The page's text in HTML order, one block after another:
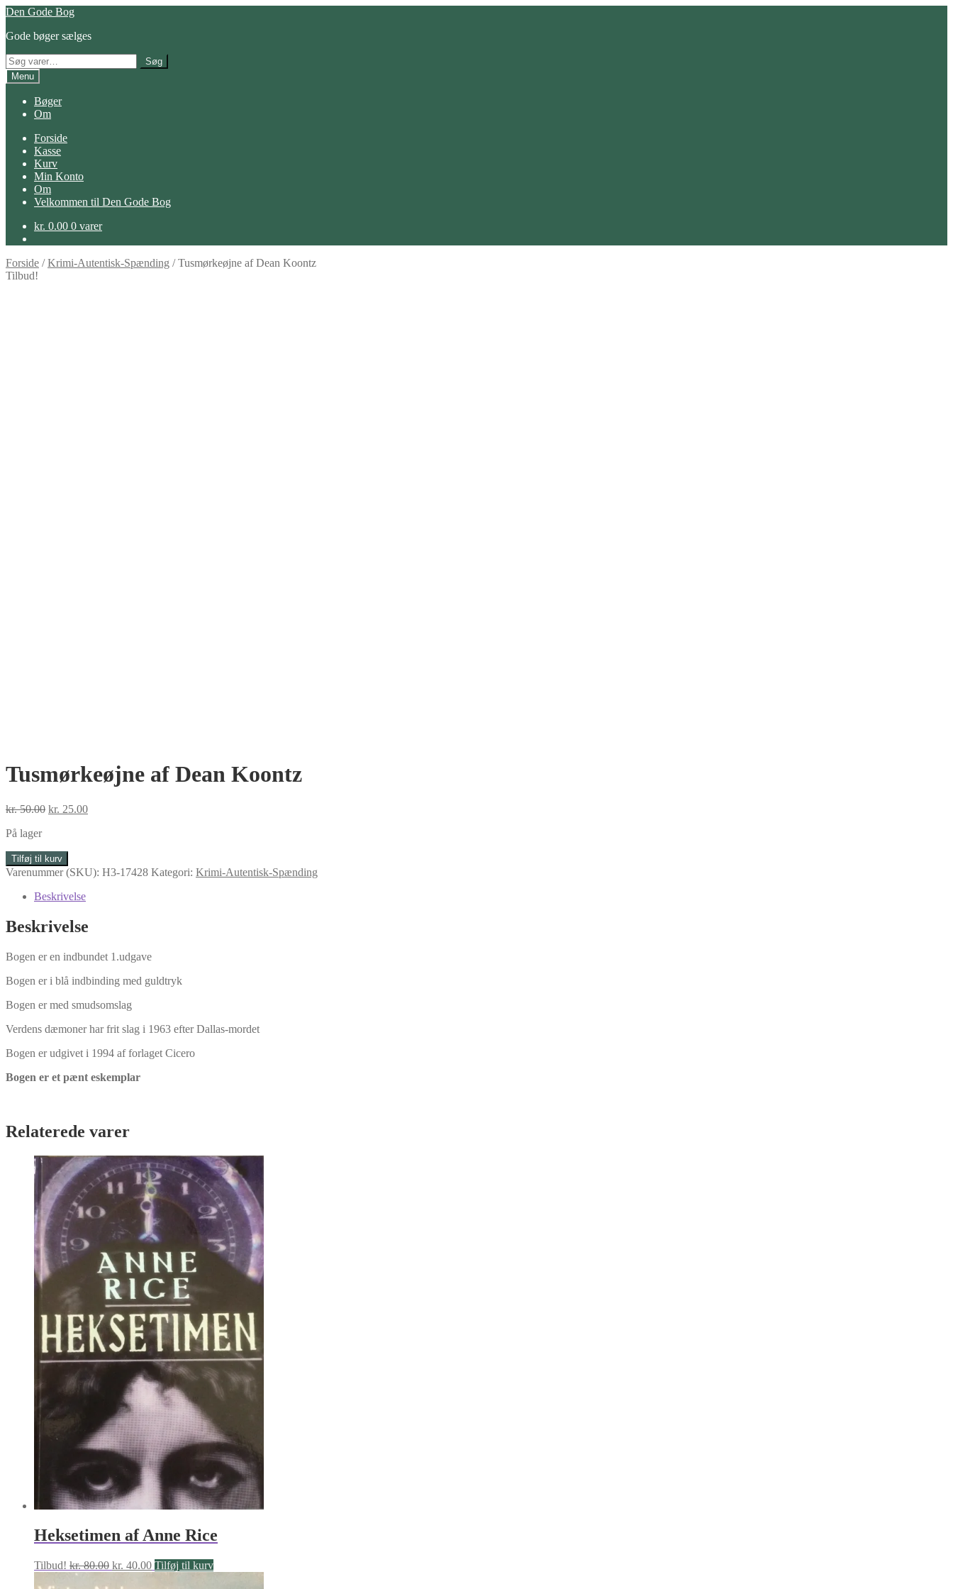
Spring
navigation
Spring
indhold
Den Gode Bog
Gode bøger sælges
Søg
efter:
Søg
Menu
Bøger
Om
Forside
Kasse
Kurv
Min Konto
Om
Velkommen til Den Gode Bog
kr. 0.00 0 varer
Forside /Krimi-Autentisk-Spænding /Tusmørkeøjne af Dean Koontz
Tilbud!
Tusmørkeøjne af Dean Koontz
kr.50.00 Den
kr. 50.00.
kr. 25.00Den
På lager
Tusmørkeøjne
af
Koontz
Tilføj til kurv
Varenummer (SKU): H3-17428 Kategori: Krimi-Autentisk-Spænding
Beskrivelse
Beskrivelse
Bogen er en indbundet 1.udgave
Bogen er i blå indbinding med guldtryk
Bogen er med smudsomslag
Verdens dæmoner har frit slag i 1963 efter Dallas-mordet
Bogen er udgivet i 1994 af forlaget Cicero
Bogen er et pænt eskemplar
Relaterede varer
Heksetimen af Anne Rice
Tilbud! kr.80.00 Den
kr. 40.00Den
Tilføj til kurv